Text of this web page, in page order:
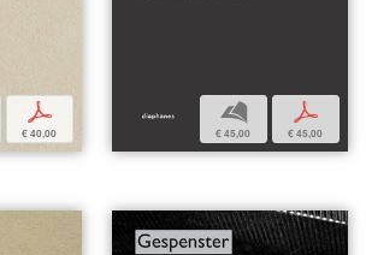
p
€ 40,00
b
€ 45,00
p
€ 45,00